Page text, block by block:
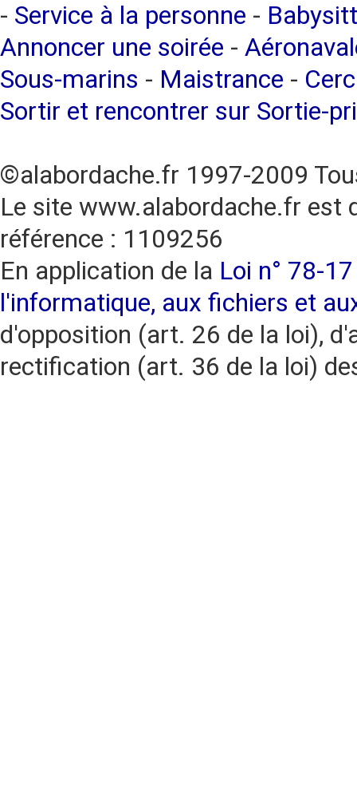
- Service à la personne -
Annoncer une soirée -
Sous-marins - Maistrance -
Sortir et rencontrer sur Sortie-
©alabordache.fr 1997-2009
Le site www.alabordache.fr est
référence : 1109256
En application de la Loi n° 78-
l'informatique, aux fichiers et
d'opposition (art. 26 de la loi),
rectification (art. 36 de la loi)